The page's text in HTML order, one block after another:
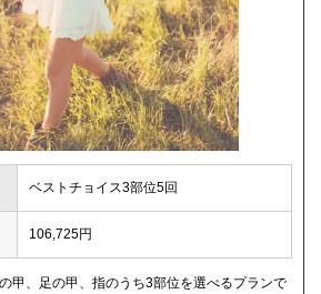
ベストチョイス3部位5回
106,725円
甲、足の甲、指のうち3部位を選べるプランで